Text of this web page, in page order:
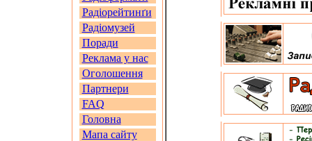
Радіорейтинґи
Радіомузей
Поради
Реклама у нас
Оголошення
Партнери
FAQ
Головна
Мапа сайту